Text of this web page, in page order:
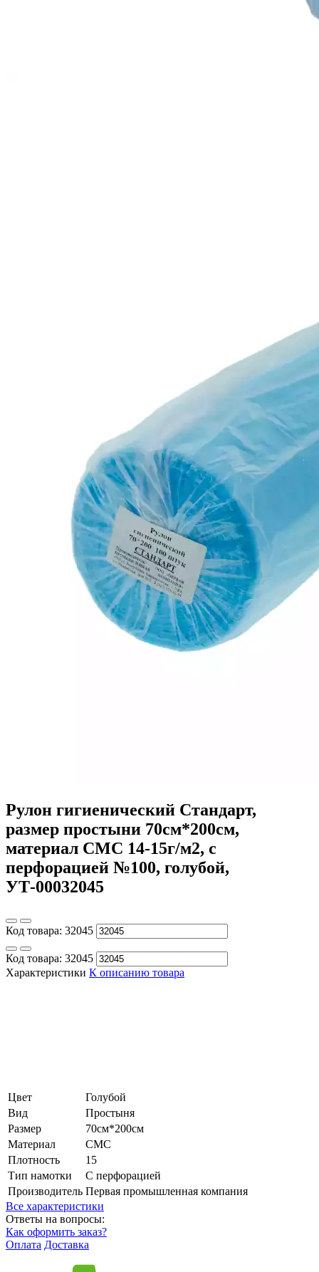
Рулон гигиенический Стандарт,
размер простыни 70см*200см,
материал СМС 14-15г/м2, с
перфорацией №100, голубой,
УТ-00032045
Код товара: 32045
Код товара: 32045
Характеристики К описанию товара
Цвет
Голубой
Вид
Простыня
Размер
70см*200см
Материал
СМС
Плотность
15
Тип намотки
С перфорацией
Производитель Первая промышленная компания
Все характеристики
Ответы на вопросы:
Как оформить заказ?
Оплата Доставка